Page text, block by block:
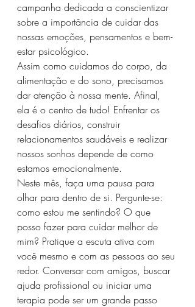
campanha dedicada a conscientizar
sobre a importância de cuidar das
nossas emoções, pensamentos e bem-
estar psicológico.
Assim como cuidamos do corpo, da
alimentação e do sono, precisamos
dar atenção à nossa mente. Afinal,
ela é o centro de tudo! Enfrentar os
desafios diários, construir
relacionamentos saudáveis e realizar
nossos sonhos depende de como
estamos emocionalmente.
Neste mês, faça uma pausa para
olhar para dentro de si. Pergunte-se:
como estou me sentindo? O que
posso fazer para cuidar melhor de
mim? Pratique a escuta ativa com
você mesmo e com as pessoas ao seu
redor. Conversar com amigos, buscar
ajuda profissional ou iniciar uma
terapia pode ser um grande passo